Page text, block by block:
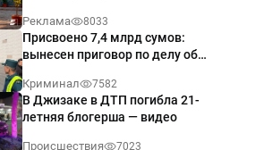
годовых
Реклама 8033
Присвоено 7,4 млрд сумов:
вынесен приговор по делу об
Ташкенте
Криминал 7582
В Джизаке в ДТП погибла 21-
летняя блогерша — видео
Происшествия 7023